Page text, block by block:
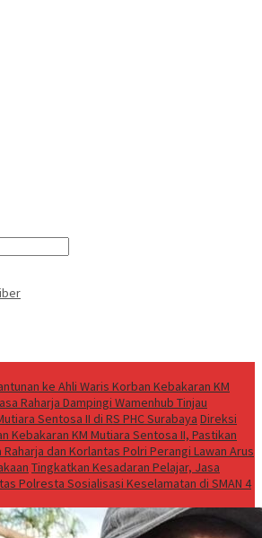
ke Ahli Waris Korban Kebakaran KM
Raharja Dampingi Wamenhub Tinjau
Sentosa II di RS PHC Surabaya Direksi
Kebakaran KM Mutiara Sentosa II, Pastikan
Raharja dan Korlantas Polri Perangi Lawan Arus
Tingkatkan Kesadaran Pelajar, Jasa
Polresta Sosialisasi Keselamatan di SMAN 4